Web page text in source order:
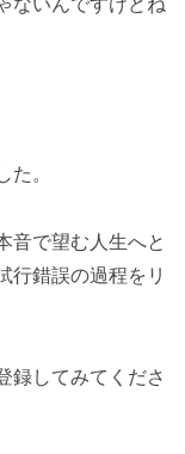
。
音で望む人生へと
行錯誤の過程をリ
録してみてくださ